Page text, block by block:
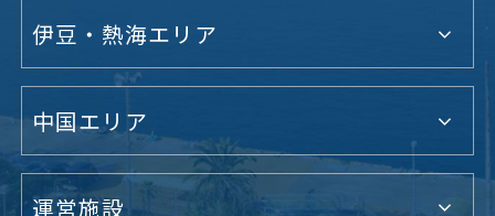
伊豆・熱海エリア
中国エリア
運営施設